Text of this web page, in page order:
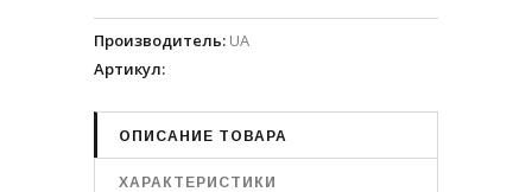
Производитель: UA
Артикул:
ОПИСАНИЕ ТОВАРА
ХАРАКТЕРИСТИКИ